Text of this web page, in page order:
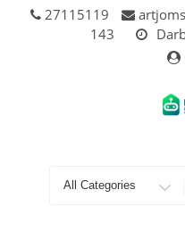
27115119
143
Search